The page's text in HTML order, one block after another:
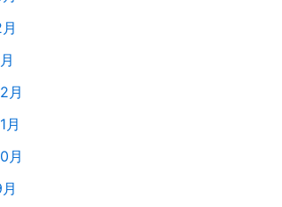
月
月
月